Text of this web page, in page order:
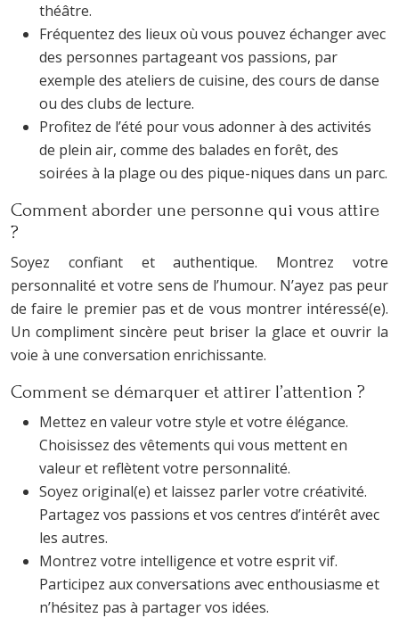
théâtre.
Fréquentez des lieux où vous pouvez échanger avec
des personnes partageant vos passions, par
exemple des ateliers de cuisine, des cours de danse
ou des clubs de lecture.
Profitez de l’été pour vous adonner à des activités
de plein air, comme des balades en forêt, des
soirées à la plage ou des pique-niques dans un parc.
Comment aborder une personne qui vous attire
?
Soyez confiant et authentique. Montrez votre
personnalité et votre sens de l’humour. N’ayez pas peur
de faire le premier pas et de vous montrer intéressé(e).
Un compliment sincère peut briser la glace et ouvrir la
voie à une conversation enrichissante.
Comment se démarquer et attirer l’attention ?
Mettez en valeur votre style et votre élégance.
Choisissez des vêtements qui vous mettent en
valeur et reflètent votre personnalité.
Soyez original(e) et laissez parler votre créativité.
Partagez vos passions et vos centres d’intérêt avec
les autres.
Montrez votre intelligence et votre esprit vif.
Participez aux conversations avec enthousiasme et
n’hésitez pas à partager vos idées.